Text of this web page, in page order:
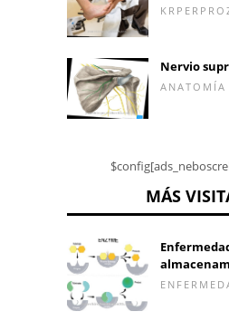
Nervio
ANATOMÍA
MÁS